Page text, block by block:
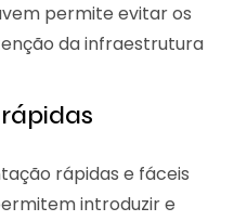
permite evitar os
da infraestrutura
rápidas e fáceis
introduzir e